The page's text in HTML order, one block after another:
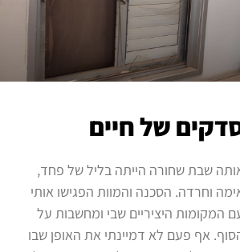
של חיים
שבת שחורה הייתה בליל של פחד,
וחרדה. הסכנה והמוות הפגישו אותי
המקומות היציריים שבי ומחשבות על
אף פעם לא דמיינתי את האופן שבו